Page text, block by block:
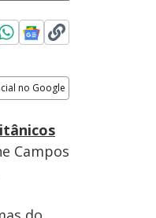
no Google
Campos